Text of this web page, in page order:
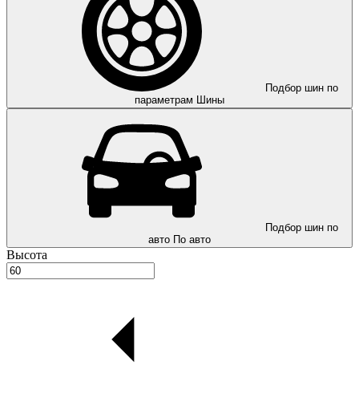
Подбор шин по
параметрам
Шины
Подбор шин по
авто По авто
Высота